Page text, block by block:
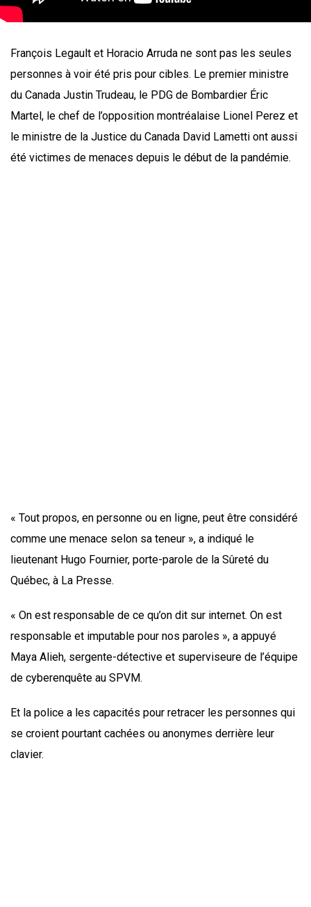
François Legault et Horacio Arruda ne sont pas les seules
personnes à voir été pris pour cibles. Le premier ministre
du Canada Justin Trudeau, le PDG de Bombardier Éric
Martel, le chef de l’opposition montréalaise Lionel Perez et
le ministre de la Justice du Canada David Lametti ont aussi
été victimes de menaces depuis le début de la pandémie.
« Tout propos, en personne ou en ligne, peut être considéré
comme une menace selon sa teneur », a indiqué le
lieutenant Hugo Fournier, porte-parole de la Sûreté du
Québec, à La Presse.
« On est responsable de ce qu’on dit sur internet. On est
responsable et imputable pour nos paroles », a appuyé
Maya Alieh, sergente-détective et superviseure de l’équipe
de cyberenquête au SPVM.
Et la police a les capacités pour retracer les personnes qui
se croient pourtant cachées ou anonymes derrière leur
clavier.